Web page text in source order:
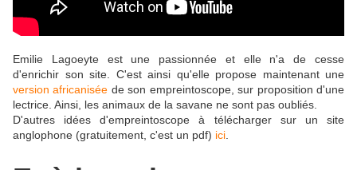
Emilie Lagoeyte est une passionnée et elle n'a de cesse
d'enrichir son site. C'est ainsi qu'elle propose maintenant une
version africanisée de son empreintoscope, sur proposition d'une
lectrice. Ainsi, les animaux de la savane ne sont pas oubliés.
D'autres idées d'empreintoscope à télécharger sur un site
anglophone (gratuitement, c'est un pdf) ici